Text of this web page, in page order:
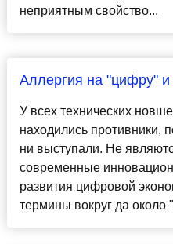
неприятным свойство...
Аллергия на "цифру" и
У всех технических
находились противники,
ни выступали. Не
современные
развития цифровой
термины вокруг да около